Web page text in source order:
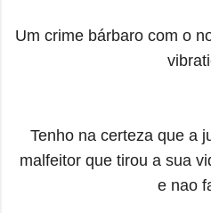
Um crime bárbaro com o
Tenho na certeza que a
malfeitor que tirou a sua
e nao